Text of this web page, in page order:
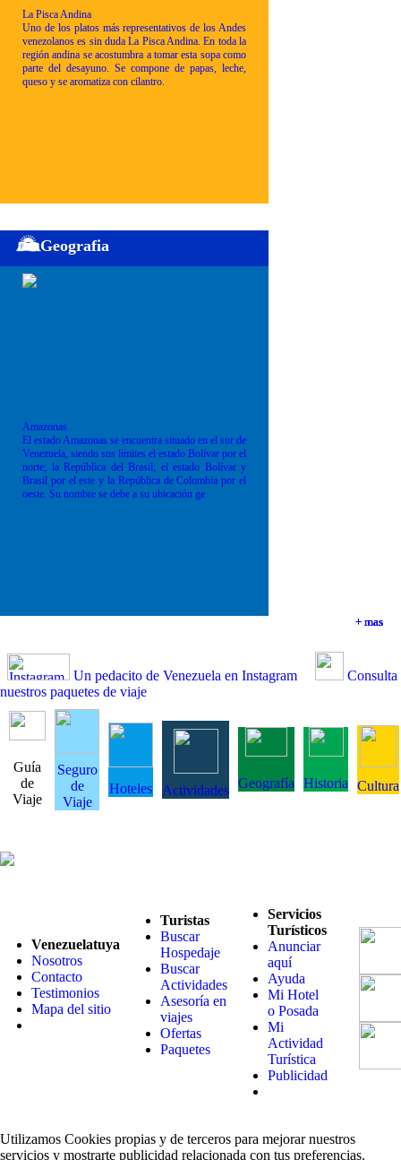
+ mas
+ mas
La Pisca Andina
Uno de los platos más representativos de los Andes
venezolanos es sin duda La Pisca Andina. En toda la
región andina se acostumbra a tomar esta sopa como
parte del desayuno. Se compone de papas, leche,
queso y se aromatiza con cilantro.
+ mas
Geografia
Amazonas
El estado Amazonas se encuentra situado en el sur de
Venezuela, siendo sus límites el estado Bolívar por el
norte; la República del Brasil; el estado Bolívar y
Brasil por el este y la República de Colombia por el
oeste. Su nombre se debe a su ubicación ge
+ mas
Un pedacito de Venezuela en Instagram
Consulta
nuestros paquetes de viaje
Guía
de
Viaje
Seguro
de
Viaje
Hoteles Actividades Geografía Historia Cultura
Venezuelatuya
Nosotros
Contacto
Testimonios
Mapa del sitio
Turistas
Buscar
Hospedaje
Buscar
Actividades
Asesoría en
viajes
Ofertas
Paquetes
Servicios
Turísticos
Anunciar
aquí
Ayuda
Mi Hotel
o Posada
Mi
Actividad
Turística
Publicidad
Utilizamos Cookies propias y de terceros para mejorar nuestros
servicios y mostrarte publicidad relacionada con tus preferencias.